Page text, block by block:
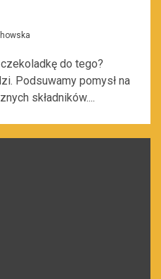
do tego?
Podsuwamy pomysł na
składników....